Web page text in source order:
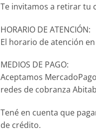
Te invitamos a retirar tu
HORARIO DE ATENCIÓN:
El horario de atención
MEDIOS DE PAGO:
Aceptamos
redes de cobranza
Tené en cuenta que
de crédito.